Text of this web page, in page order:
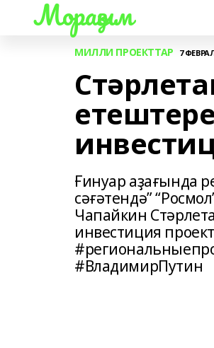
Мораҙым
МИЛЛИ ПРОЕКТТАР 7
Ғинуар аҙағында
сәғәтендә”
Чапайкин
инвестиция
#ВладимирПутин